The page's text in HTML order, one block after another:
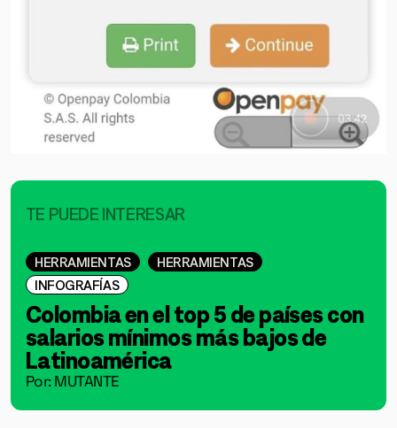
TE PUEDE INTERESAR
HERRAMIENTAS
HERRAMIENTAS
INFOGRAFÍAS
Colombia en el top 5 de países con
salarios mínimos más bajos de
Latinoamérica
Por: MUTANTE